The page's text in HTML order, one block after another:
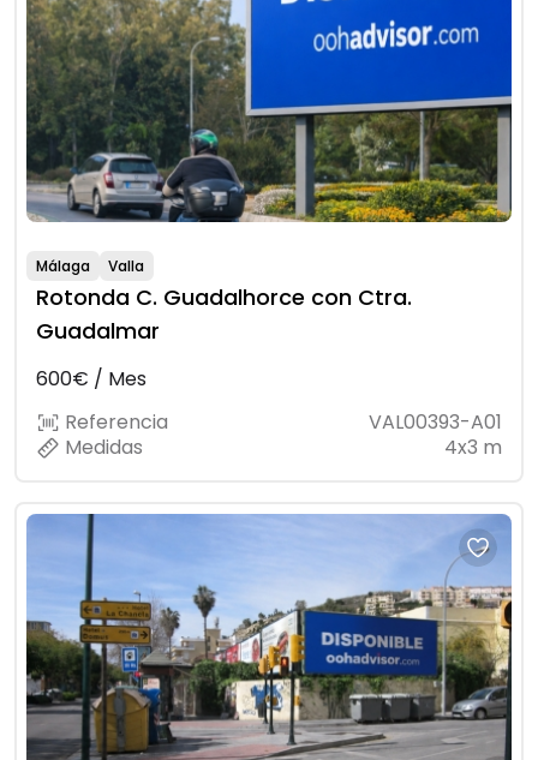
Málaga Valla
Rotonda C. Guadalhorce con Ctra.
Guadalmar
600€ / Mes
Referencia
VAL00393-A01
Medidas
4x3 m